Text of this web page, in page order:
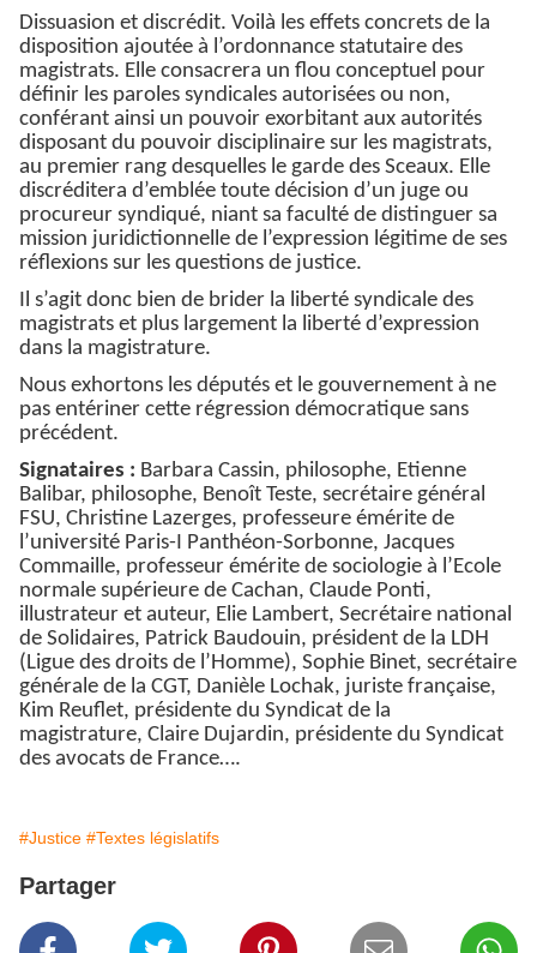
Dissuasion et discrédit. Voilà les effets concrets de la
disposition ajoutée à l’ordonnance statutaire des
magistrats. Elle consacrera un flou conceptuel pour
définir les paroles syndicales autorisées ou non,
conférant ainsi un pouvoir exorbitant aux autorités
disposant du pouvoir disciplinaire sur les magistrats,
au premier rang desquelles le garde des Sceaux. Elle
discréditera d’emblée toute décision d’un juge ou
procureur syndiqué, niant sa faculté de distinguer sa
mission juridictionnelle de l’expression légitime de ses
réflexions sur les questions de justice.
Il s’agit donc bien de brider la liberté syndicale des
magistrats et plus largement la liberté d’expression
dans la magistrature.
Nous exhortons les députés et le gouvernement à ne
pas entériner cette régression démocratique sans
précédent.
Signataires : Barbara Cassin, philosophe, Etienne
Balibar, philosophe, Benoît Teste, secrétaire général
FSU, Christine Lazerges, professeure émérite de
l’université Paris-I Panthéon-Sorbonne, Jacques
Commaille, professeur émérite de sociologie à l’Ecole
normale supérieure de Cachan, Claude Ponti,
illustrateur et auteur, Elie Lambert, Secrétaire national
de Solidaires, Patrick Baudouin, président de la LDH
(Ligue des droits de l’Homme), Sophie Binet, secrétaire
générale de la CGT, Danièle Lochak, juriste française,
Kim Reuflet, présidente du Syndicat de la
magistrature, Claire Dujardin, présidente du Syndicat
des avocats de France….
#Justice #Textes législatifs
Partager